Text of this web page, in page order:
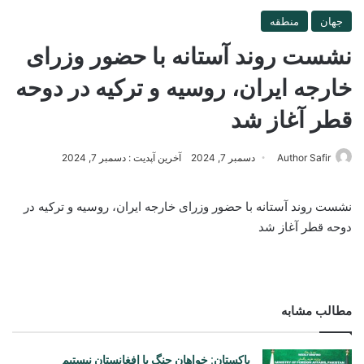
جهان منطقه
نشست روند آستانه با حضور وزرای
خارجه ایران، روسیه و ترکیه در دوحه
قطر آغاز شد
Author Safir دسمبر 7, 2024 آخرین آپدیت : دسمبر 7, 2024
نشست روند آستانه با حضور وزرای خارجه ایران، روسیه و ترکیه در
دوحه قطر آغاز شد
مطالب مشابه
پاکستان: خواهان جنگ با افغانستان نیستیم